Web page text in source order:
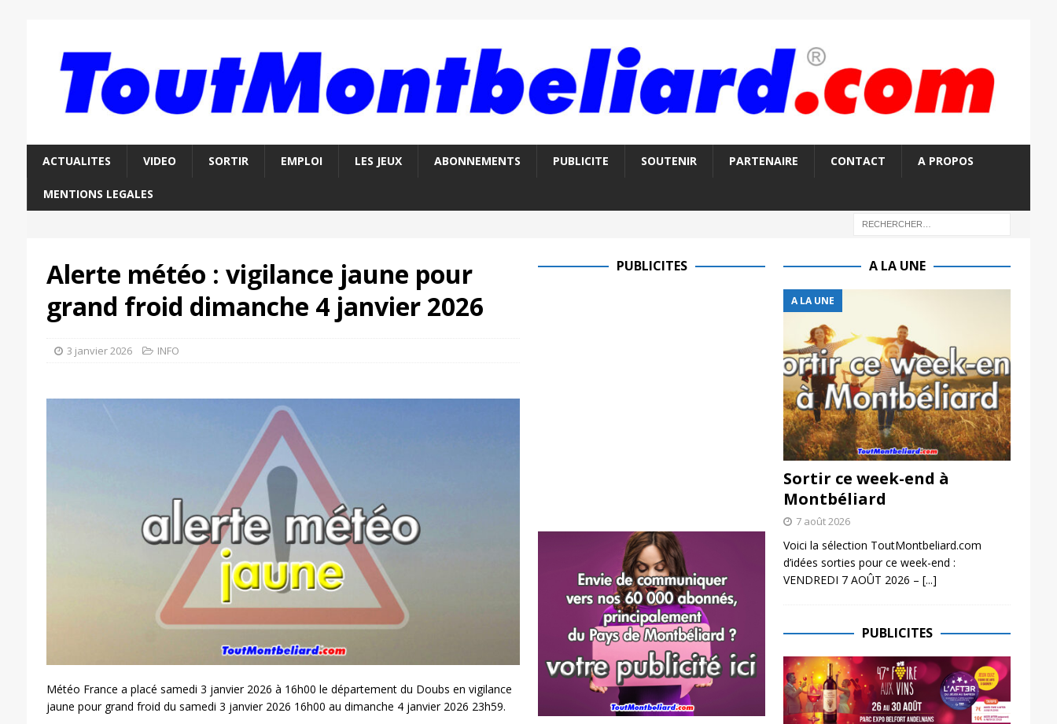
ACTUALITES VIDEO SORTIR EMPLOI LES JEUX ABONNEMENTS PUBLICITE SOUTENIR PARTENAIRE CONTACT A PROPOS
MENTIONS LEGALES
Alerte météo : vigilance jaune pour
grand froid dimanche 4 janvier 2026
3 janvier 2026 INFO
Météo France a placé samedi 3 janvier 2026 à 16h00 le département du Doubs en vigilance
jaune pour grand froid du samedi 3 janvier 2026 16h00 au dimanche 4 janvier 2026 23h59.
PUBLICITES A LA UNE
A LA UNE
Sortir ce week-end à
Montbéliard
7 août 2026
Voici la sélection ToutMontbeliard.com
d’idées sorties pour ce week-end :
VENDREDI 7 AOÛT 2026 – [...]
PUBLICITES